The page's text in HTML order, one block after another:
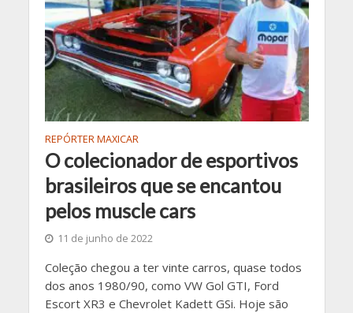
REPÓRTER MAXICAR
O colecionador de esportivos
brasileiros que se encantou
pelos muscle cars
11 de junho de 2022
Coleção chegou a ter vinte carros, quase todos
dos anos 1980/90, como VW Gol GTI, Ford
Escort XR3 e Chevrolet Kadett GSi. Hoje são